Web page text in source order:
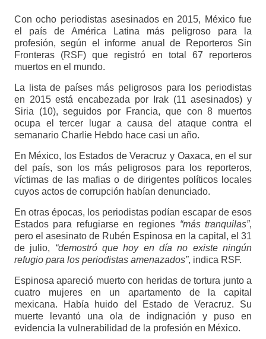
Con ocho periodistas asesinados en 2015, México fue
el país de América Latina más peligroso para la
profesión, según el informe anual de Reporteros Sin
Fronteras (RSF) que registró en total 67 reporteros
muertos en el mundo.
La lista de países más peligrosos para los periodistas
en 2015 está encabezada por Irak (11 asesinados) y
Siria (10), seguidos por Francia, que con 8 muertos
ocupa el tercer lugar a causa del ataque contra el
semanario Charlie Hebdo hace casi un año.
En México, los Estados de Veracruz y Oaxaca, en el sur
del país, son los más peligrosos para los reporteros,
víctimas de las mafias o de dirigentes políticos locales
cuyos actos de corrupción habían denunciado.
En otras épocas, los periodistas podían escapar de esos
Estados para refugiarse en regiones “más tranquilas”,
pero el asesinato de Rubén Espinosa en la capital, el 31
de julio, “demostró que hoy en día no existe ningún
refugio para los periodistas amenazados”, indica RSF.
Espinosa apareció muerto con heridas de tortura junto a
cuatro mujeres en un apartamento de la capital
mexicana. Había huido del Estado de Veracruz. Su
muerte levantó una ola de indignación y puso en
evidencia la vulnerabilidad de la profesión en México.